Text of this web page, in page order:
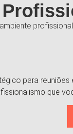
para
que